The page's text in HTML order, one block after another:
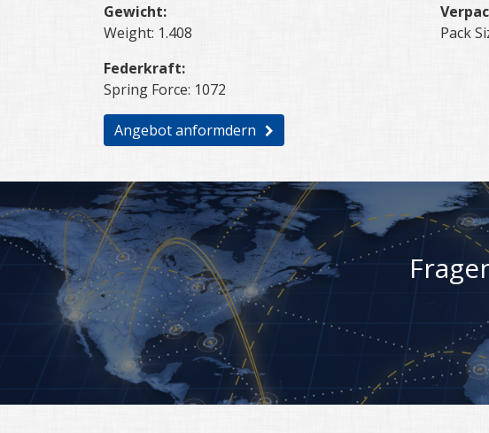
Gewicht:
Weight: 1.408
Pack
Federkraft:
Spring Force: 1072
Angebot anformdern